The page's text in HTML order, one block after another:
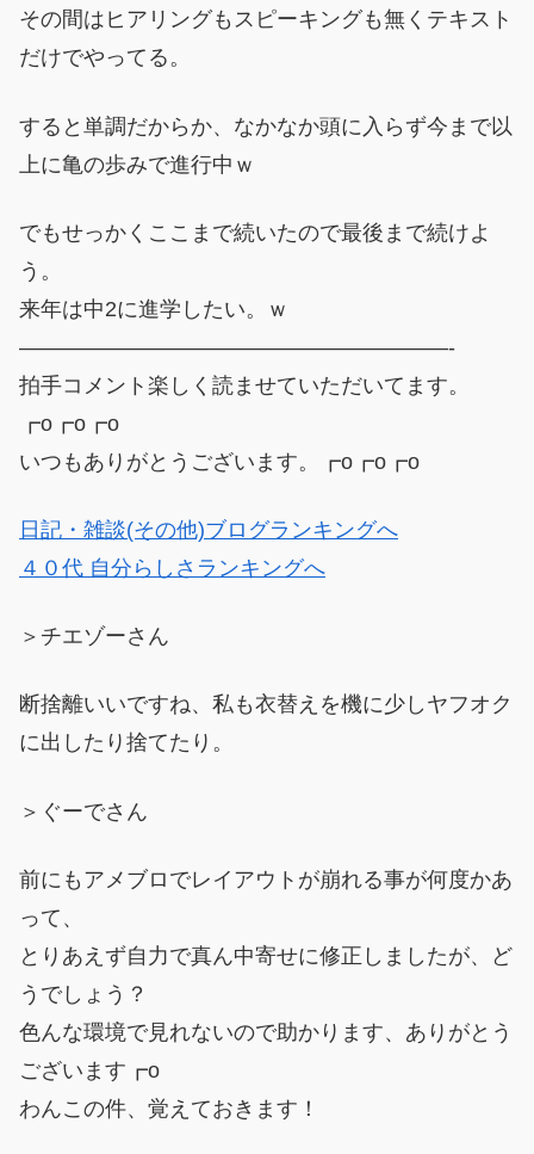
その間はヒアリングもスピーキングも無くテキスト
だけでやってる。
すると単調だからか、なかなか頭に入らず今まで以
上に亀の歩みで進行中ｗ
でもせっかくここまで続いたので最後まで続けよ
う。
来年は中2に進学したい。ｗ
————————————————————-
拍手コメント楽しく読ませていただいてます。
┏o┏o┏o
いつもありがとうございます。┏o┏o┏o
日記・雑談(その他)ブログランキングへ
４０代 自分らしさランキングへ
＞チエゾーさん
断捨離いいですね、私も衣替えを機に少しヤフオク
に出したり捨てたり。
＞ぐーでさん
前にもアメブロでレイアウトが崩れる事が何度かあ
って、
とりあえず自力で真ん中寄せに修正しましたが、ど
うでしょう？
色んな環境で見れないので助かります、ありがとう
ございます┏o
わんこの件、覚えておきます！